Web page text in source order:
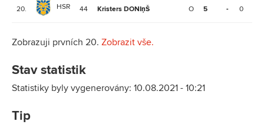
20. HSR 44 Kristers DONIņŠ O 5 - 0
Zobrazuji prvních 20. Zobrazit vše.
Stav statistik
Statistiky byly vygenerovány: 10.08.2021 - 10:21
Tip